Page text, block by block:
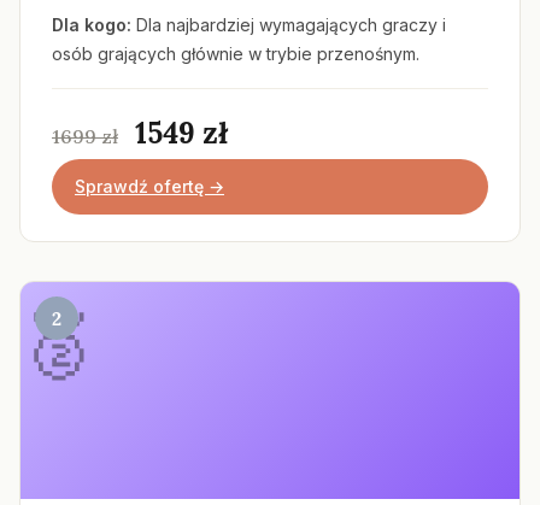
Dla kogo: Dla najbardziej wymagających graczy i
osób grających głównie w trybie przenośnym.
1699 zł 1549 zł
Sprawdź ofertę →
2